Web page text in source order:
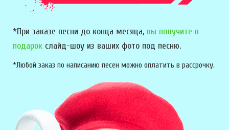
*При заказе песни до конца месяца, вы получите в
подарок слайд-шоу из ваших фото под песню.
*Любой заказ по написанию песен можно оплатить в рассрочку.